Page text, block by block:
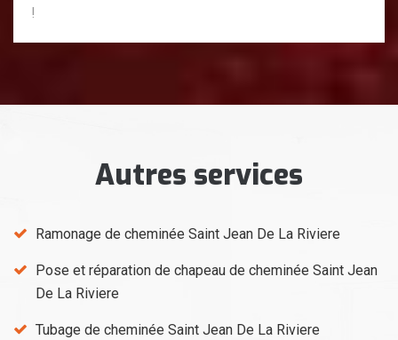
!
Autres services
Ramonage de cheminée Saint Jean De La Riviere
Pose et réparation de chapeau de cheminée Saint Jean
De La Riviere
Tubage de cheminée Saint Jean De La Riviere